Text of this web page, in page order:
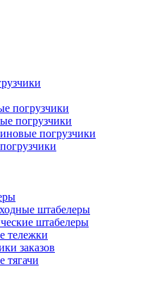
погрузчики
погрузчики
погрузчики
штабелеры
штабелеры
тележки
заказов
тягачи